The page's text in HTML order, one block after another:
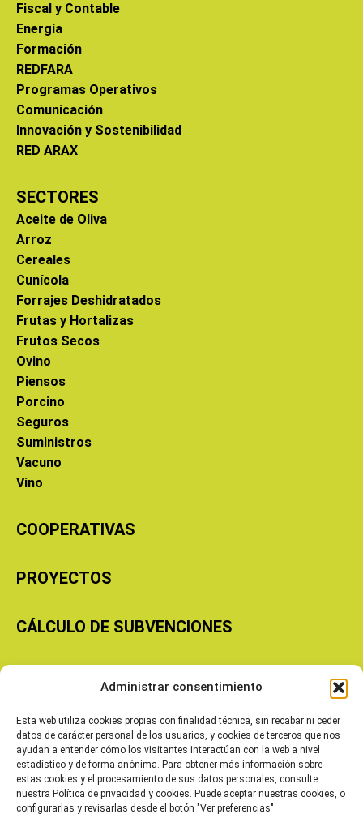
Administrar consentimiento
Esta web utiliza cookies propias con finalidad técnica, sin recabar ni ceder
datos de carácter personal de los usuarios, y cookies de terceros que nos
ayudan a entender cómo los visitantes interactúan con la web a nivel
estadístico y de forma anónima. Para obtener más información sobre
estas cookies y el procesamiento de sus datos personales, consulte
nuestra Política de privacidad y cookies. Puede aceptar nuestras cookies, o
configurarlas y revisarlas desde el botón "Ver preferencias".
Fiscal y Contable
Energía
Formación
REDFARA
Programas Operativos
Comunicación
Innovación y Sostenibilidad
RED ARAX
SECTORES
Aceite de Oliva
Arroz
Cereales
Cunícola
Forrajes Deshidratados
Frutas y Hortalizas
Frutos Secos
Ovino
Piensos
Porcino
Seguros
Suministros
Vacuno
Vino
COOPERATIVAS
PROYECTOS
CÁLCULO DE SUBVENCIONES